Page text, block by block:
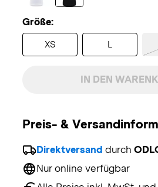
Größe:
XS
IN DEN
Preis- &
Direktversand durch
Nur online verfügbar